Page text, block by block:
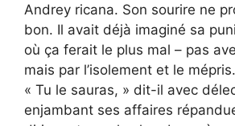
Andrey ricana. Son sourire ne
bon. Il avait déjà imaginé sa
où ça ferait le plus mal – pas
mais par l’isolement et le mépris.
« Tu le sauras, » dit-il avec
enjambant ses affaires